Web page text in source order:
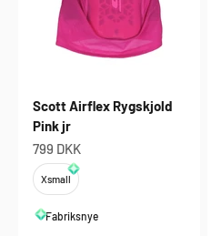
Scott Airflex Rygskjold
Pink jr
Salgspris
799 DKK
Xsmall
Fabriksnye